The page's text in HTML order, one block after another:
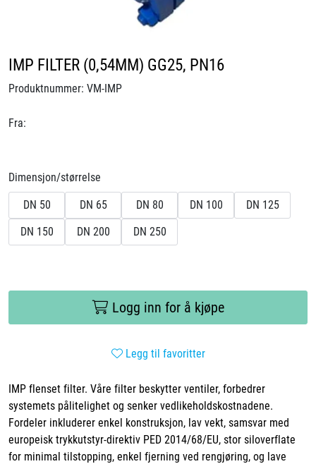
IMP FILTER (0,54MM) GG25, PN16
Produktnummer: VM-IMP
Fra:
Dimensjon/størrelse
DN 50 DN 65 DN 80 DN 100
DN 125
DN 150
DN 200 DN 250
Logg inn for å kjøpe
Legg til favoritter
IMP flenset filter. Våre filter beskytter ventiler, forbedrer
systemets pålitelighet og senker vedlikeholdskostnadene.
Fordeler inkluderer enkel konstruksjon, lav vekt, samsvar med
europeisk trykkutstyr-direktiv PED 2014/68/EU, stor siloverflate
for minimal tilstopping, enkel fjerning ved rengjøring, og lave
Prosjekter
Om oss
Miljø og bærekraft
Et annerledes selskap